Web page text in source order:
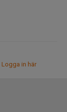
Logga in här